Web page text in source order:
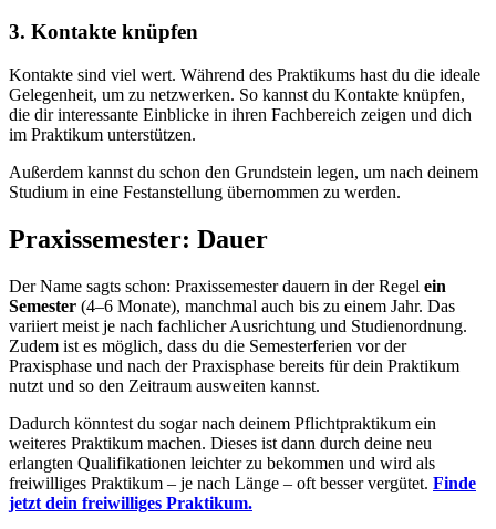
3. Kontakte knüpfen
Kontakte sind viel wert. Während des Praktikums hast du die ideale
Gelegenheit, um zu netzwerken. So kannst du Kontakte knüpfen,
die dir interessante Einblicke in ihren Fachbereich zeigen und dich
im Praktikum unterstützen.
Außerdem kannst du schon den Grundstein legen, um nach deinem
Studium in eine Festanstellung übernommen zu werden.
Praxissemester: Dauer
Der Name sagts schon: Praxissemester dauern in der Regel ein
Semester (4–6 Monate), manchmal auch bis zu einem Jahr. Das
variiert meist je nach fachlicher Ausrichtung und Studienordnung.
Zudem ist es möglich, dass du die Semesterferien vor der
Praxisphase und nach der Praxisphase bereits für dein Praktikum
nutzt und so den Zeitraum ausweiten kannst.
Dadurch könntest du sogar nach deinem Pflichtpraktikum ein
weiteres Praktikum machen. Dieses ist dann durch deine neu
erlangten Qualifikationen leichter zu bekommen und wird als
freiwilliges Praktikum – je nach Länge – oft besser vergütet. Finde
jetzt dein freiwilliges Praktikum.